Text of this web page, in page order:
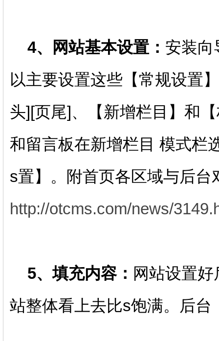
4、网站基本设置： 安装向
以主要设置这些【常规设置
头][页尾]、【新增栏目】和
和留言板在新增栏目 模式栏
s置】。附首页各区域与后台
http://otcms.com/news/
5、填充内容： 网站设置
站整体看上去比s饱满。后